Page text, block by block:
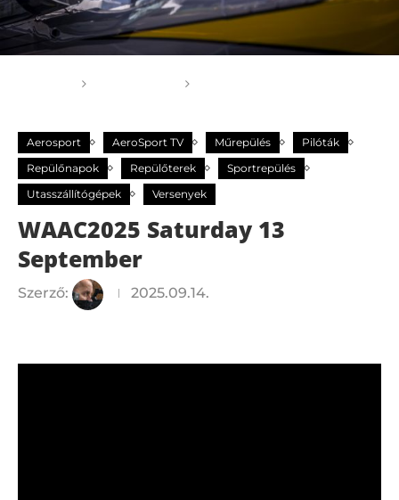
Aerosport AeroSport TV Műrepülés
Pilóták
Repülőnapok
Repülőterek
Sportrepülés
Utasszállítógépek
Versenyek
WAAC2025 Saturday 13
September
Szerző: 2025.09.14.